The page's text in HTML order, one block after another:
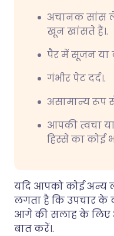
अचानक सांस
खून खांसते हैं।.
पैर में सूजन या
गंभीर पेट दर्द।.
असामान्य रूप से
आपकी त्वचा
हिस्से का कोई
यदि आपको कोई अन्य
लगता है कि उपचार के
आगे की सलाह के लिए
बात करें।.